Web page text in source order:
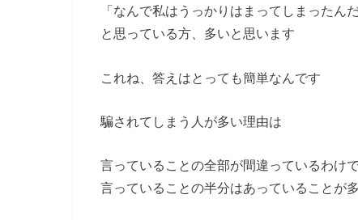
「なんで私はうっかりはまってしまったん
と思っている方、多いと思います
これね、答えはとっても簡単なんです
騙されてしまう人が多い理由は
言っていることの全部が間違っているわけ
言っていることの半分はあっていることが